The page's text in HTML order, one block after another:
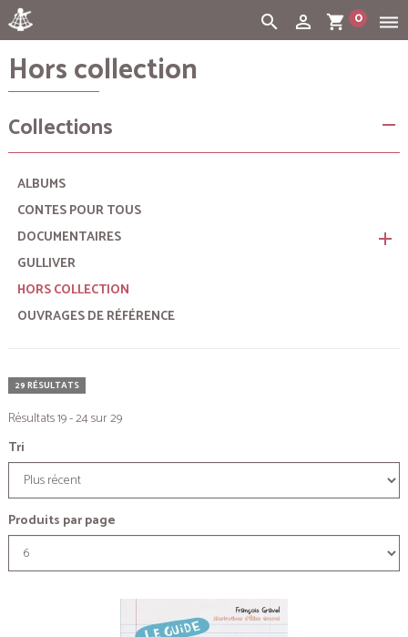
dehaze
shopping_cart 0
person_outline
search
Cart: (vide)
Hors collection
Collections remove
ALBUMS
CONTES POUR TOUS
DOCUMENTAIRES
remove
GULLIVER
HORS COLLECTION
OUVRAGES DE RÉFÉRENCE
29 RÉSULTATS
Résultats 19 - 24 sur 29
Tri
Produits par page